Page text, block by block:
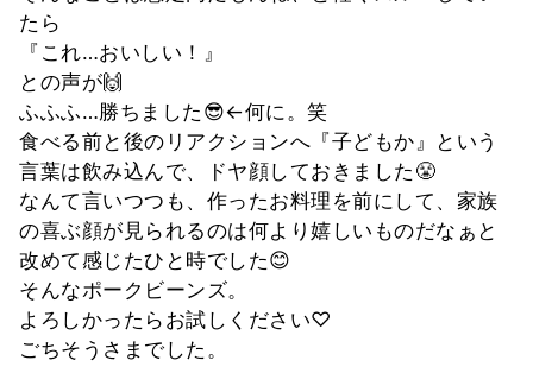
たら
『これ…おいしい！』
との声が🙌
ふふふ…勝ちました😎←何に。笑
食べる前と後のリアクションへ『子どもか』という
言葉は飲み込んで、ドヤ顔しておきました😤
なんて言いつつも、作ったお料理を前にして、家族
の喜ぶ顔が見られるのは何より嬉しいものだなぁと
改めて感じたひと時でした😊
そんなポークビーンズ。
よろしかったらお試しください♡
ごちそうさまでした。